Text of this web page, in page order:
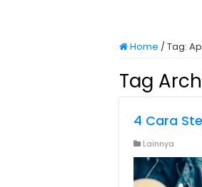
Home /Tag:
Tag
4 Cara
Lainnya